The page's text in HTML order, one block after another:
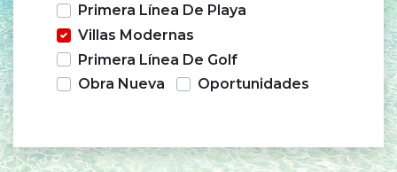
Primera Línea De Playa
Villas Modernas
Primera Línea De Golf
Obra Nueva
Oportunidades